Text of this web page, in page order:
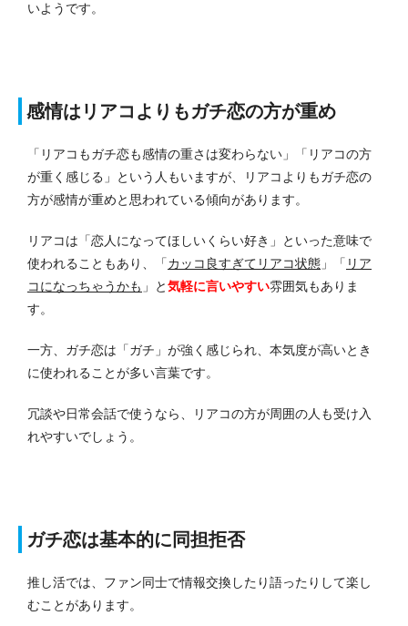
いようです。
感情はリアコよりもガチ恋の方が重め
「リアコもガチ恋も感情の重さは変わらない」「リアコの方
が重く感じる」という人もいますが、リアコよりもガチ恋の
方が感情が重めと思われている傾向があります。
リアコは「恋人になってほしいくらい好き」といった意味で
使われることもあり、「カッコ良すぎてリアコ状態 」「 リア
コになっちゃうかも 」と気軽に言いやすい雰囲気もありま
す。
一方、ガチ恋は「ガチ」が強く感じられ、本気度が高いとき
に使われることが多い言葉です。
冗談や日常会話で使うなら、リアコの方が周囲の人も受け入
れやすいでしょう。
ガチ恋は基本的に同担拒否
推し活では、ファン同士で情報交換したり語ったりして楽し
むことがあります。